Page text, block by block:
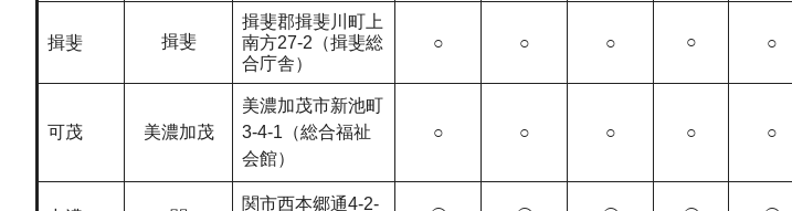
揖斐 揖斐
揖斐郡揖斐川町上
南方27-2（揖斐総
合庁舎）
○ ○ ○ ○ ○
可茂 美濃加茂
美濃加茂市新池町
3-4-1（総合福祉
会館）
○ ○ ○ ○ ○
関市西本郷通4-2-